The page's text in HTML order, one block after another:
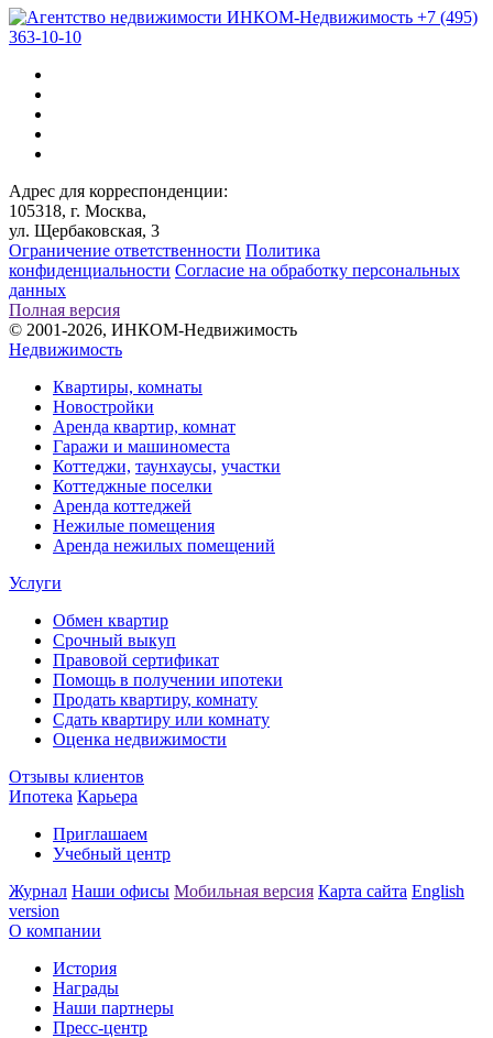
+7 (495)
363-10-10
Адрес для корреспонденции:
105318, г. Москва,
ул. Щербаковская, 3
Ограничение ответственности Политика
конфиденциальности Согласие на обработку персональных
данных
Полная версия
© 2001-2026, ИНКОМ-Недвижимость
Недвижимость
Квартиры, комнаты
Новостройки
Аренда квартир, комнат
Гаражи и машиноместа
Коттеджи, таунхаусы, участки
Коттеджные поселки
Аренда коттеджей
Нежилые помещения
Аренда нежилых помещений
Услуги
Обмен квартир
Срочный выкуп
Правовой сертификат
Помощь в получении ипотеки
Продать квартиру, комнату
Сдать квартиру или комнату
Оценка недвижимости
Отзывы клиентов
Ипотека Карьера
Приглашаем
Учебный центр
Журнал Наши офисы Мобильная версия Карта сайта English
version
О компании
История
Награды
Наши партнеры
Пресс-центр